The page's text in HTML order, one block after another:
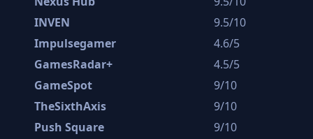
INVEN
9.5/10
Impulsegamer
4.6/5
GamesRadar+
4.5/5
GameSpot
9/10
TheSixthAxis
9/10
Push Square
9/10